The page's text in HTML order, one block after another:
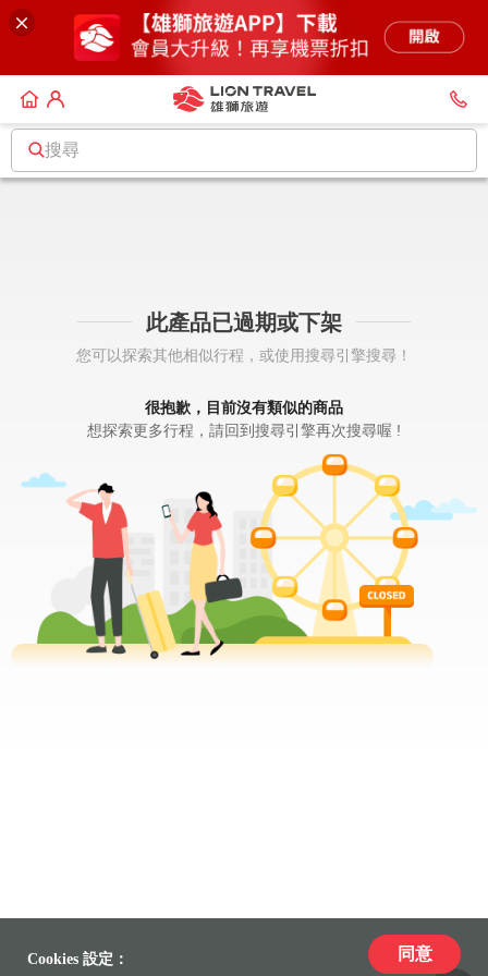
搜尋
此產品已過期或下架
您可以探索其他相似行程，或使用搜尋引擎搜尋！
很抱歉，目前沒有類似的商品
想探索更多行程，請回到搜尋引擎再次搜尋喔 !
Cookies 設定： 同意